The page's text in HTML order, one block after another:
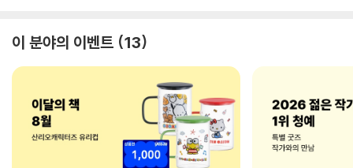
이 분야의 이벤트 13